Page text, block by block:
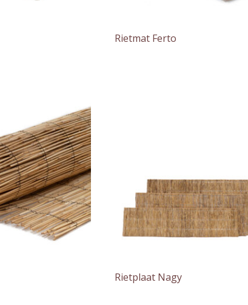
Rietmat Ferto
Rietplaat Nagy